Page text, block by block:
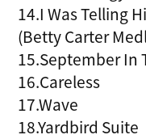
14.I Was Telling
(Betty Carter
15.September In
16.Careless
17.Wave
18.Yardbird Suite